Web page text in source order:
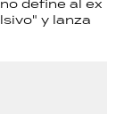
y lanza